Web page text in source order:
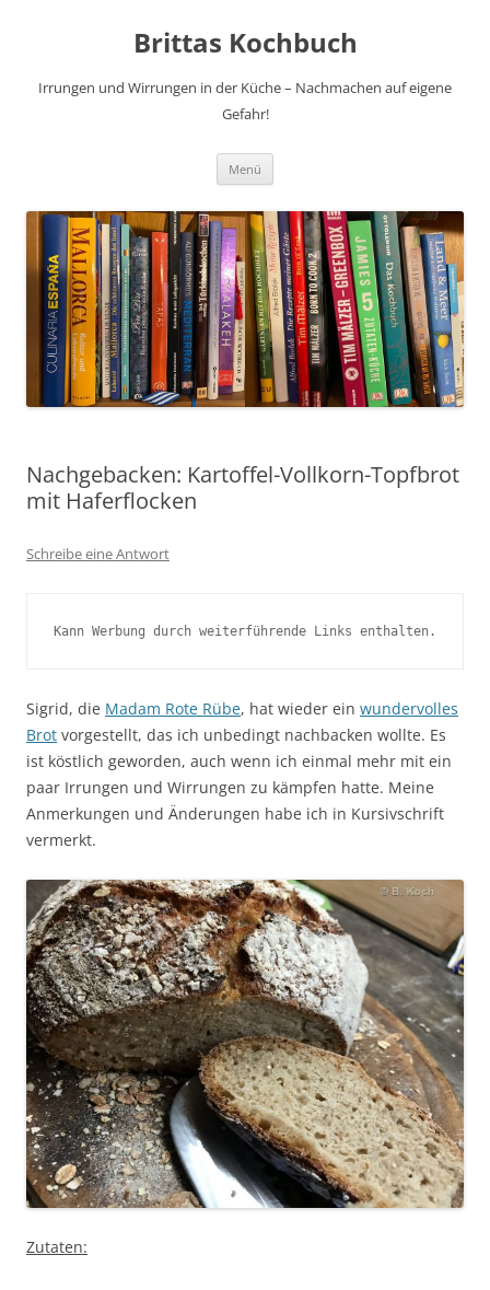
Brittas Kochbuch
Irrungen und Wirrungen in der Küche – Nachmachen auf eigene
Gefahr!
Menü
Nachgebacken: Kartoffel-Vollkorn-Topfbrot
mit Haferflocken
Schreibe eine Antwort
Kann Werbung durch weiterführende Links enthalten.
Sigrid, die Madam Rote Rübe, hat wieder ein wundervolles
Brot vorgestellt, das ich unbedingt nachbacken wollte. Es
ist köstlich geworden, auch wenn ich einmal mehr mit ein
paar Irrungen und Wirrungen zu kämpfen hatte. Meine
Anmerkungen und Änderungen habe ich in Kursivschrift
vermerkt.
Zutaten: